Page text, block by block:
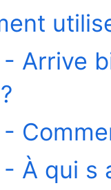
Arrive
À qui s